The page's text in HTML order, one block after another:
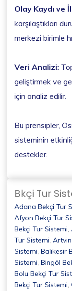
Olay Kaydı ve
karşılaştıkları
merkezi birimle
Veri Analizi:
geliştirmek ve
için analiz edilir.
Bu prensipler,
sisteminin
destekler.
Bkçi Tur
Adana Bekçi Tur
Afyon Bekçi Tur
Bekçi Tur Sistemi,
Tur Sistemi,
Sistemi, Balıkesir
Sistemi, Bingöl
Bolu Bekçi Tur
Bekçi Tur Sistemi,